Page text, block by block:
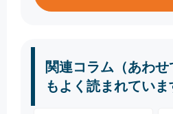
関連コラム（あわ
もよく読まれていま